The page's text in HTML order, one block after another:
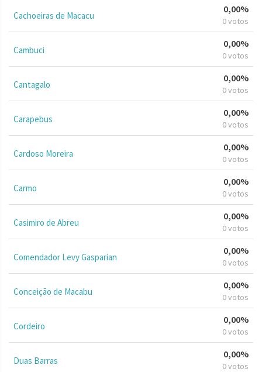
Cachoeiras de Macacu
0,00%
0 votos
Cambuci
0,00%
0 votos
Cantagalo
0,00%
0 votos
Carapebus
0,00%
0 votos
Cardoso Moreira
0,00%
0 votos
Carmo
0,00%
0 votos
Casimiro de Abreu
0,00%
0 votos
Comendador Levy Gasparian
0,00%
0 votos
Conceição de Macabu
0,00%
0 votos
Cordeiro
0,00%
0 votos
Duas Barras
0,00%
0 votos